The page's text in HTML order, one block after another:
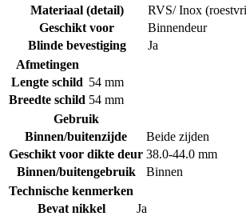
Materiaal (detail)
RVS/ Inox
Geschikt voor
Binnendeur
Blinde bevestiging
Ja
Afmetingen
Lengte schild 54 mm
Breedte schild 54 mm
Gebruik
Binnen/buitenzijde
Beide zijden
Geschikt voor dikte deur 38.0-44.0 mm
Binnen/buitengebruik
Binnen
Technische kenmerken
Bevat nikkel
Ja